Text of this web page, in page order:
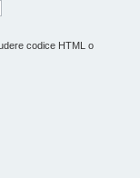
codice HTML o